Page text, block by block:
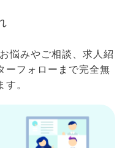
悩みやご相談、求人紹
ーフォローまで完全無
。